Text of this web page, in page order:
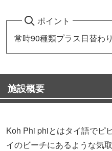
ポイント
常時90種類プラス日替わ
施設概要
Koh Phi phiとはタイ語でピ
イのビーチにあるような気